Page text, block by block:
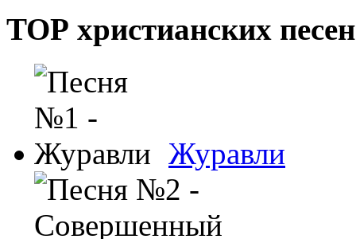
ТОР христианских песен
Журавли